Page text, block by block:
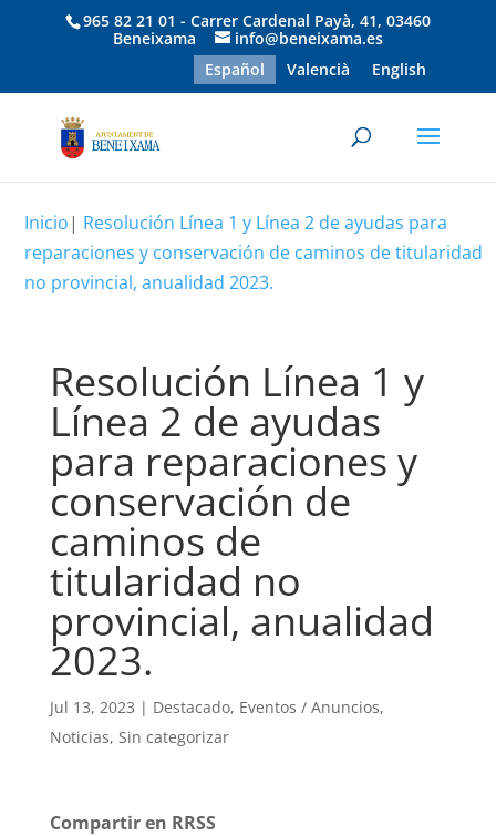
965 82 21 01 - Carrer Cardenal Payà, 41, 03460
Beneixama
info@beneixama.es
Español
Valencià English
Inicio| Resolución Línea 1 y Línea 2 de ayudas para
reparaciones y conservación de caminos de titularidad
no provincial, anualidad 2023.
Resolución Línea 1 y
Línea 2 de ayudas
para reparaciones y
conservación de
caminos de
titularidad no
provincial, anualidad
2023.
Jul 13, 2023 | Destacado, Eventos / Anuncios,
Noticias, Sin categorizar
Compartir en RRSS